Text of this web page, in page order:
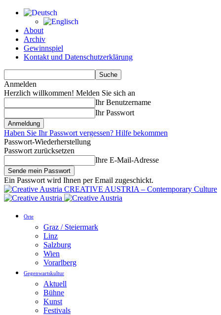
About
Archiv
Gewinnspiel
Kontakt und Datenschutzerklärung
Anmelden
Herzlich willkommen! Melden Sie sich an
Ihr Benutzername
Ihr Passwort
Haben Sie Ihr Passwort vergessen? Hilfe bekommen
Passwort-Wiederherstellung
Passwort zurücksetzen
Ihre E-Mail-Adresse
Ein Passwort wird Ihnen per Email zugeschickt.
CREATIVE AUSTRIA – Contemporary Culture
Orte
Graz / Steiermark
Linz
Salzburg
Wien
Vorarlberg
Gegenwartskultur
Aktuell
Bühne
Kunst
Festivals